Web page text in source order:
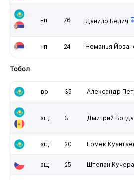
нп 76 Данило Белич
нп 24 Неманья
Тобол
вр 35 Александр
зщ 3 Дмитрий
зщ 20 Ермек
зщ 25 Штепан Кучера